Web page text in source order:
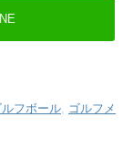
ルフボール
ゴルフメ